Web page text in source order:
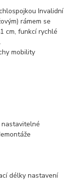
Invalidní
rámem se
cm, funkcí rychlé
mobility
délky nastavení